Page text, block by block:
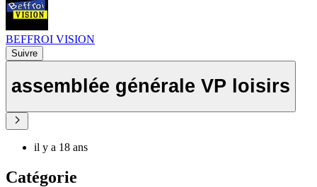
BEFFROI VISION
Suivre
assemblée générale VP loisirs
il y a 18 ans
Catégorie